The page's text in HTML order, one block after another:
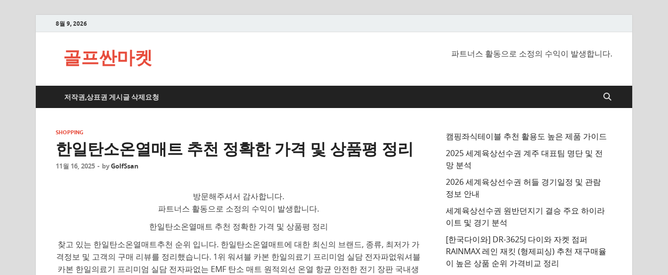
8월 9, 2026
골프싼마켓 파트너스 활동으로 소정의 수익이 발생합니다.
저작권,상표권 게시글 삭제요청
SHOPPING
한일탄소온열매트 추천 정확한 가격 및 상품평 정리
11월 16, 2025 - byGolfSsan
방문해주셔서 감사합니다.
파트너스 활동으로 소정의 수익이 발생합니다.
한일탄소온열매트 추천 정확한 가격 및 상품평 정리
찾고 있는 한일탄소온열매트추천 순위 입니다. 한일탄소온열매트에 대한 최신의 브랜드, 종류, 최저가 가
격정보 및 고객의 구매 리뷰를 정리했습니다. 1위 워셔블 카본 한일의료기 프리미엄 실담 전자파없워셔블
카본 한일의료기 프리미엄 실담 전자파없는 EMF 탄소 매트 원적외선 온열 항균 안전한 전기 장판 국내생
캠핑좌식테이블 추천 활용도 높은 제품 가이드
2025 세계육상선수권 계주 대표팀 명단 및 전
망 분석
2026 세계육상선수권 허들 경기일정 및 관람
정보 안내
세계육상선수권 원반던지기 결승 주요 하이라
이트 및 경기 분석
[한국다이와] DR-3625J 다이와 자켓 점퍼
RAINMAX 레인 재킷 (형제피싱) 추천 재구매율
이 높은 상품 순위 가격비교 정리